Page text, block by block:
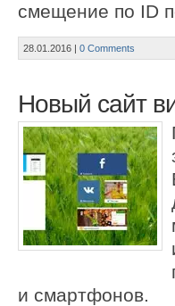
смещение по ID
28.01.2016 | 0 Comments
Новый сайт
и смартфонов.